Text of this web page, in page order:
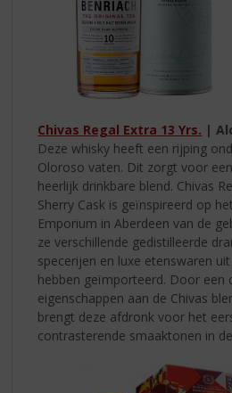
Chivas Regal Extra 13 Yrs. |
Deze whisky heeft een rijping
Oloroso vaten. Dit zorgt voor
heerlijk drinkbare blend. Chivas
Sherry Cask is geïnspireerd op
Emporium in Aberdeen van de
ze verschillende gedistilleerde
specerijen en luxe etenswaren
hebben geïmporteerd. Door een
eigenschappen aan de Chivas
brengt deze afdronk voor het
contrasterende smaaktonen in